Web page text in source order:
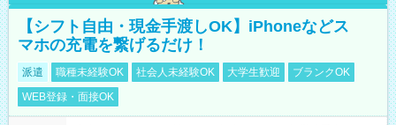
【シフト自由・現金手渡しOK】iPhoneなどス
マホの充電を繋げるだけ！
派遣 職種未経験OK 社会人未経験OK 大学生歓迎
ブランクOK
WEB登録・面接OK